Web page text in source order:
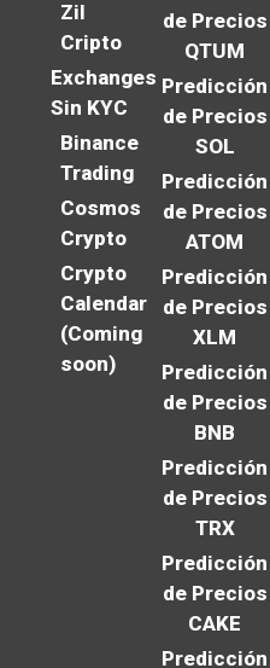
Zil
Cripto
Exchanges
Sin KYC
Binance
Trading
Cosmos
Crypto
Crypto
Calendar
(Coming
soon)
de Precios
QTUM
Predicción
de Precios
SOL
Predicción
de Precios
ATOM
Predicción
de Precios
XLM
Predicción
de Precios
BNB
Predicción
de Precios
TRX
Predicción
de Precios
CAKE
Predicción